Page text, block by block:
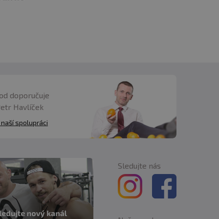
doporučuje
Havlíček
naší spolupráci
Sledujte nás